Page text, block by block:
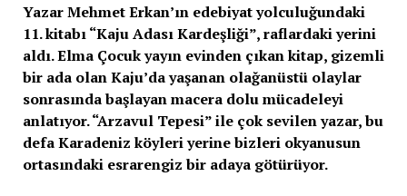
Yazar Mehmet Erkan’ın edebiyat yolculuğundaki
11. kitabı “Kaju Adası Kardeşliği”, raflardaki yerini
aldı. Elma Çocuk yayın evinden çıkan kitap, gizemli
bir ada olan Kaju’da yaşanan olağanüstü olaylar
sonrasında başlayan macera dolu mücadeleyi
anlatıyor. “Arzavul Tepesi” ile çok sevilen yazar, bu
defa Karadeniz köyleri yerine bizleri okyanusun
ortasındaki esrarengiz bir adaya götürüyor.